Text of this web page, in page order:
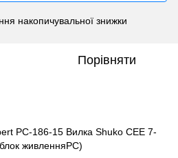
накопичувальної знижки
Порівняти
PC-186-15 Вилка Shuko CEE 7-
живленняPC)